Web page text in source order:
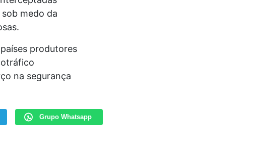
medo da
produtores
na segurança
Grupo Whatsapp